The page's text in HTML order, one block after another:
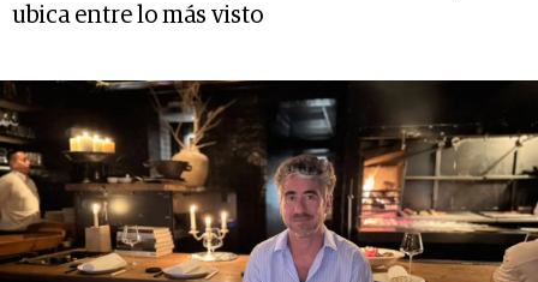
ubica entre lo más visto